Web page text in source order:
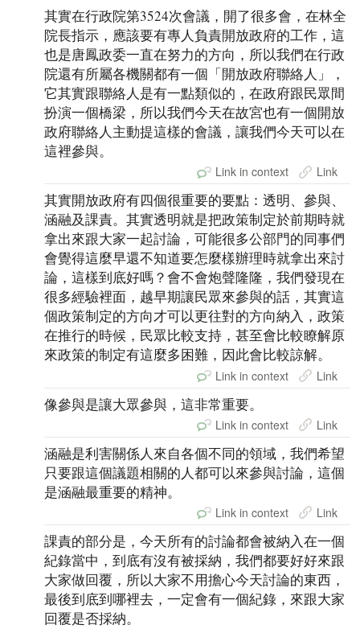
其實在行政院第3524次會議，開了很多會，在林全
院長指示，應該要有專人負責開放政府的工作，這
也是唐鳳政委一直在努力的方向，所以我們在行政
院還有所屬各機關都有一個「開放政府聯絡人」，
它其實跟聯絡人是有一點類似的，在政府跟民眾間
扮演一個橋梁，所以我們今天在故宮也有一個開放
政府聯絡人主動提這樣的會議，讓我們今天可以在
這裡參與。
Link in context Link
其實開放政府有四個很重要的要點：透明、參與、
涵融及課責。其實透明就是把政策制定於前期時就
拿出來跟大家一起討論，可能很多公部門的同事們
會覺得這麼早還不知道要怎麼樣辦理時就拿出來討
論，這樣到底好嗎？會不會炮聲隆隆，我們發現在
很多經驗裡面，越早期讓民眾來參與的話，其實這
個政策制定的方向才可以更往對的方向納入，政策
在推行的時候，民眾比較支持，甚至會比較瞭解原
來政策的制定有這麼多困難，因此會比較諒解。
Link in context Link
像參與是讓大眾參與，這非常重要。
Link in context Link
涵融是利害關係人來自各個不同的領域，我們希望
只要跟這個議題相關的人都可以來參與討論，這個
是涵融最重要的精神。
Link in context Link
課責的部分是，今天所有的討論都會被納入在一個
紀錄當中，到底有沒有被採納，我們都要好好來跟
大家做回覆，所以大家不用擔心今天討論的東西，
最後到底到哪裡去，一定會有一個紀錄，來跟大家
回覆是否採納。